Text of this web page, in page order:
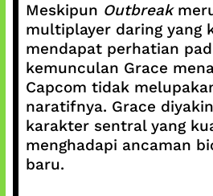
Meskipun Outbreak
multiplayer daring yang
mendapat perhatian
kemunculan Grace
Capcom tidak
naratifnya. Grace
karakter sentral yang
menghadapi ancaman
baru.